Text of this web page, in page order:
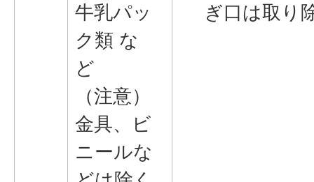
牛乳パッ
ク類 な
ど
（注意）
金具、ビ
ニールな
ぎ口は取り